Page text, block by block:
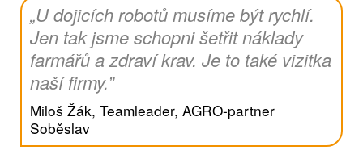
„U dojicích robotů musíme být rychlí.
Jen tak jsme schopni šetřit náklady
farmářů a zdraví krav. Je to také vizitka
naší firmy.”
Miloš Žák, Teamleader, AGRO-partner
Soběslav